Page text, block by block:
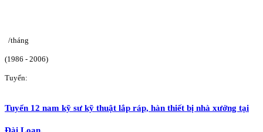
/tháng
(1986 - 2006)
Tuyển:
Tuyển 12 nam kỹ sư kỹ thuật lắp ráp, hàn thiết bị nhà xưởng tại
Đài Loan.